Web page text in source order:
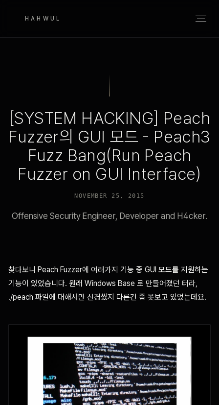
HAHWUL
[SYSTEM HACKING] Peach
Fuzzer의 GUI 모드 - Peach3
Fuzz Bang(Run Peach
Fuzzer on GUI Interface)
NOVEMBER 25, 2015
Offensive Security Engineer, Developer and H4cker.
찾다보니 Peach Fuzzer에 여러가지 기능 중 GUI 모드를 지원하는
기능이 있었습니다. 원래 Windows Base 로 만들어졌던 터라,
./peach 파일에 대해서만 신경썼지 다른건 좀 못보고 있었는데요.